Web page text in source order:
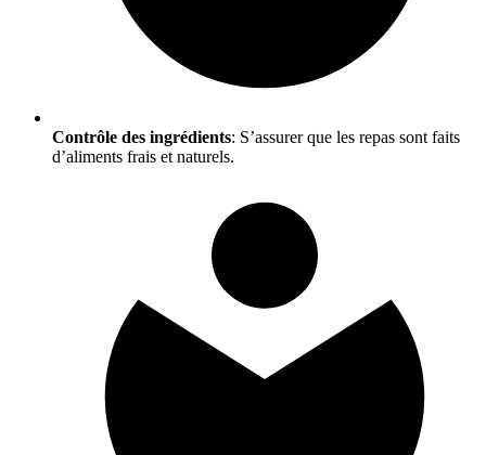
Contrôle des ingrédients: S’assurer que les repas sont faits
d’aliments frais et naturels.